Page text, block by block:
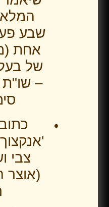
שבע
אחת
של
–
צבי
(אוצר